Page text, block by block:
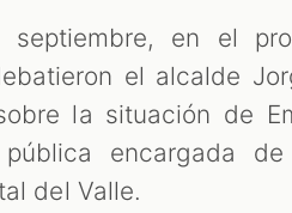
en el
el alcalde
la situación de
pública encargada
del Valle.